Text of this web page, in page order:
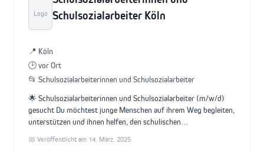
Logo
Schulsozialarbeiter Köln
📍 Köln
🕒 vor Ort
📂 Schulsozialarbeiterinnen und Schulsozialarbeiter
🌟 Schulsozialarbeiterinnen und Schulsozialarbeiter (m/w/d)
gesucht Du möchtest junge Menschen auf ihrem Weg begleiten,
unterstützen und ihnen helfen, den schulischen…
📅 Veröffentlicht am 14. März. 2025